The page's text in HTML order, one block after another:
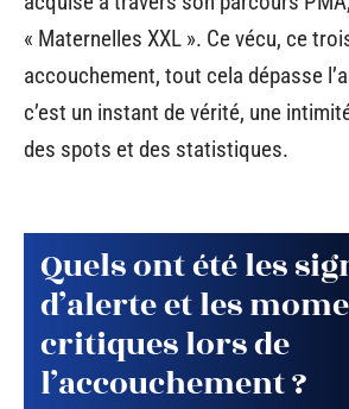
« Maternelles XXL ». Ce vécu, ce
accouchement, tout cela dépasse
c’est un instant de vérité, une
des spots et des statistiques.
Quels ont été les
d’alerte et les
critiques lors de
l’accouchement ?